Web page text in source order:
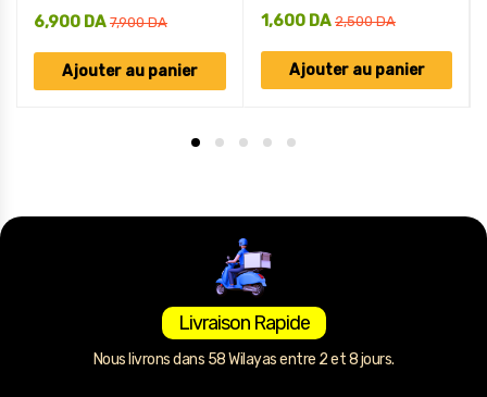
7,900DA
6,900 DA
Ajouter au panier
2,500DA
1,600 DA
Ajouter au panier
Livraison Rapide
Nous livrons dans 58 Wilayas entre 2 et 8 jours.